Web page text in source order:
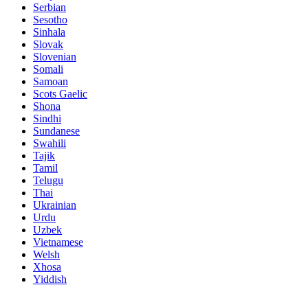
Serbian
Sesotho
Sinhala
Slovak
Slovenian
Somali
Samoan
Scots Gaelic
Shona
Sindhi
Sundanese
Swahili
Tajik
Tamil
Telugu
Thai
Ukrainian
Urdu
Uzbek
Vietnamese
Welsh
Xhosa
Yiddish